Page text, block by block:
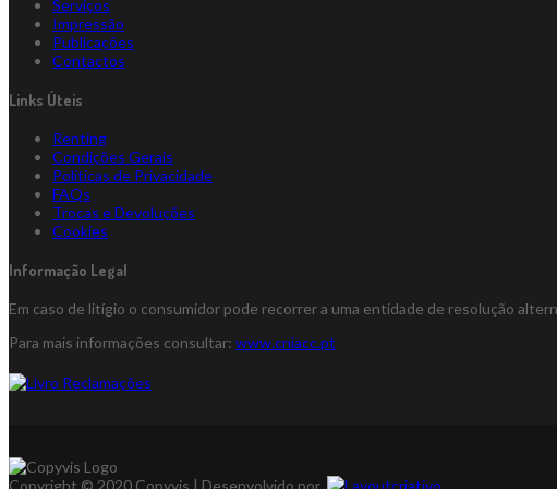
Serviços
Impressão
Publicações
Contactos
Links Úteis
Renting
Condições Gerais
Políticas de Privacidade
FAQs
Trocas e Devoluções
Cookies
Informação Legal
Em caso de litígio o consumidor pode recorrer a uma entidade de resolução
Para mais informações consultar: www.cniacc.pt